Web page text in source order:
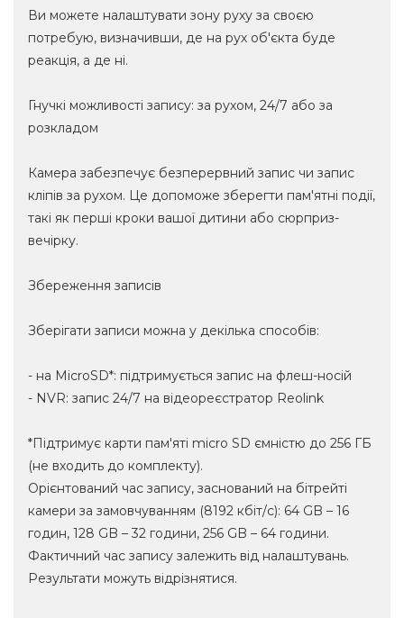
Ви можете налаштувати зону руху за своєю
потребую, визначивши, де на рух об'єкта буде
реакція, а де ні.
Гнучкі можливості запису: за рухом, 24/7 або за
розкладом
Камера забезпечує безперервний запис чи запис
кліпів за рухом. Це допоможе зберегти пам'ятні події,
такі як перші кроки вашої дитини або сюрприз-
вечірку.
Збереження записів
Зберігати записи можна у декілька способів:
- на MicroSD*: підтримується запис на флеш-носій
- NVR: запис 24/7 на відеореєстратор Reolink
*Підтримує карти пам'яті micro SD ємністю до 256 ГБ
(не входить до комплекту).
Орієнтований час запису, заснований на бітрейті
камери за замовчуванням (8192 кбіт/с): 64 GB – 16
годин, 128 GB – 32 години, 256 GB – 64 години.
Фактичний час запису залежить від налаштувань.
Результати можуть відрізнятися.